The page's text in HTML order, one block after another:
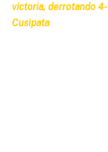
victoria, derrotando
Cusipata